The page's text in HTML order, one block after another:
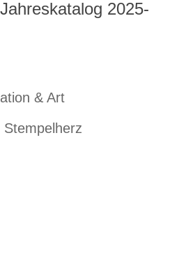
2025-
& Art
Stempelherz